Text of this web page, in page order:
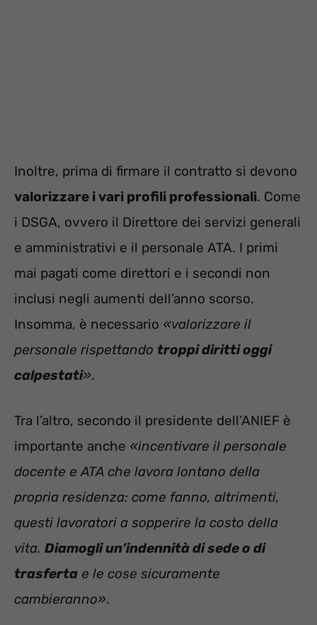
Inoltre, prima di firmare il contratto si devono
valorizzare i vari profili professionali. Come
i DSGA, ovvero il Direttore dei servizi generali
e amministrativi e il personale ATA. I primi
mai pagati come direttori e i secondi non
inclusi negli aumenti dell’anno scorso.
Insomma, è necessario «valorizzare il
personale rispettando troppi diritti oggi
calpestati».
Tra l’altro, secondo il presidente dell’ANIEF è
importante anche «incentivare il personale
docente e ATA che lavora lontano della
propria residenza: come fanno, altrimenti,
questi lavoratori a sopperire la costo della
vita. Diamogli un’indennità di sede o di
trasferta e le cose sicuramente
cambieranno».